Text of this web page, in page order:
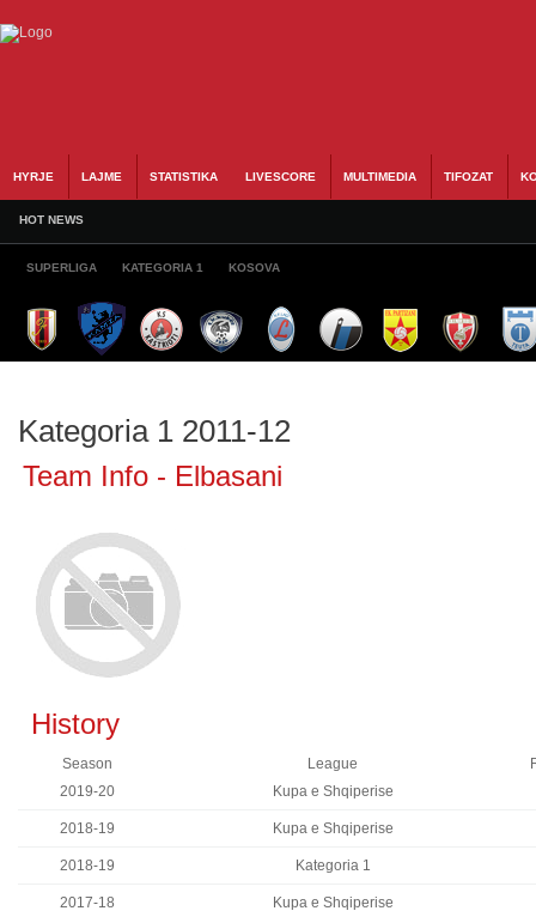
HYRJE LAJME STATISTIKA LIVESCORE MULTIMEDIA TIFOZAT
HOT NEWS
SUPERLIGA KATEGORIA 1 KOSOVA
Kategoria 1 2011-12
Team Info - Elbasani
History
Season League
2019-20
Kupa e Shqiperise
2018-19 Kupa e Shqiperise
2018-19 Kategoria 1
2017-18 Kupa e Shqiperise